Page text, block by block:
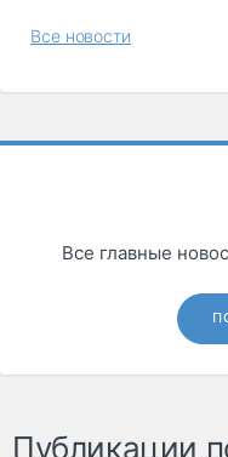
Все новости
Все главные
Публикации